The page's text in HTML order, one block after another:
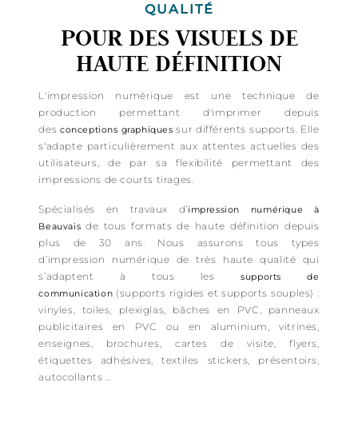
QUALITÉ
POUR DES VISUELS DE
HAUTE DÉFINITION
L'impression numérique est une technique de
production permettant d'imprimer depuis
desconceptions graphiques sur différents supports. Elle
s'adapte particulièrement aux attentes actuelles des
utilisateurs, de par sa flexibilité permettant des
impressions de courts tirages.
Spécialisés en travaux d’impression numérique à
Beauvais de tous formats de haute définition depuis
plus de 30 ans. Nous assurons tous types
d’impression numérique de très haute qualité qui
s’adaptent à tous lessupports de
communication (supports rigides et supports souples) :
vinyles, toiles, plexiglas, bâches en PVC, panneaux
publicitaires en PVC ou en aluminium, vitrines,
enseignes, brochures, cartes de visite, flyers,
étiquettes adhésives, textiles stickers, présentoirs,
autocollants …